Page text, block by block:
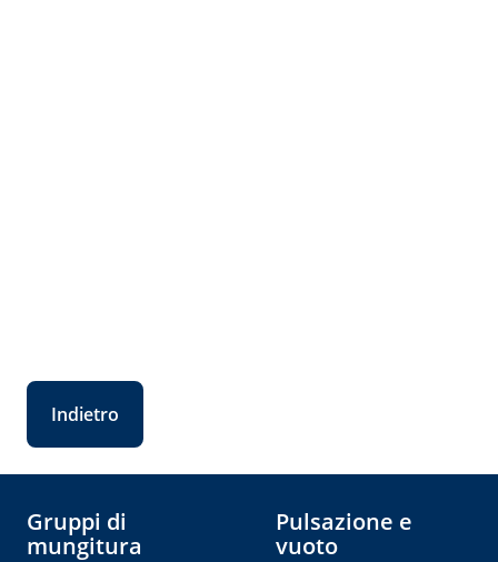
Indietro
Gruppi di
mungitura
Pulsazione e
vuoto